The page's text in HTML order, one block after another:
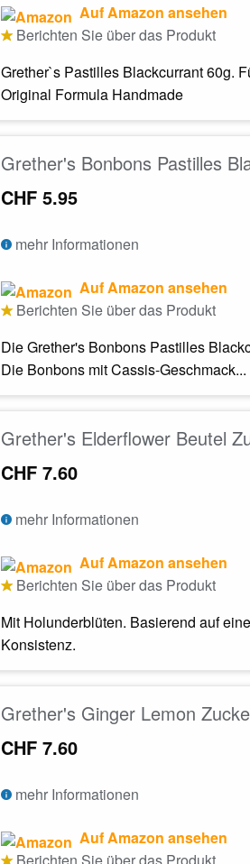
Auf Amazon ansehen
Berichten Sie über das Produkt
Grether`s Pastilles Blackcurrant 60g.
Original Formula Handmade
Grether's Bonbons Pastilles
CHF 5.95
mehr Informationen
Auf Amazon ansehen
Berichten Sie über das Produkt
Die Grether's Bonbons Pastilles
Die Bonbons mit Cassis-Geschmack...
Grether's Elderflower Beutel
CHF 7.60
mehr Informationen
Auf Amazon ansehen
Berichten Sie über das Produkt
Mit Holunderblüten. Basierend auf
Konsistenz.
Grether's Ginger Lemon
CHF 7.60
mehr Informationen
Auf Amazon ansehen
Berichten Sie über das Produkt